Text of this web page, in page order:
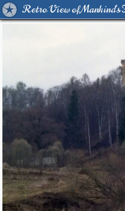
Retro View of